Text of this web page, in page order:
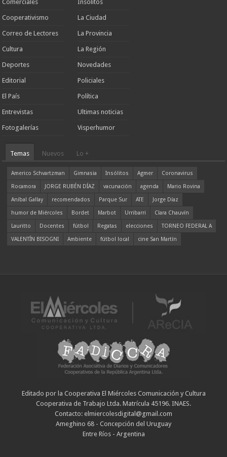
Comerciales
Cooperativismo
Correo de Lectores
Cultura
Deportes
Editorial
El País
Entrevistas
Fotogalerías
Insólitos
La Ciudad
La Provincia
La Región
Novedades
Policiales
Política
Ultimas noticias
Visperhumor
Temas Nuevos Lo +
Americo Schvartzman Gimnasia Insólitos Agmer
Coronavirus
Rocamora
JORGE RUBÉN DÍAZ vacunación agenda
Mario Rovina
Aníbal Gallay
recomendados Parque Sur ATE
Jorge Díaz
humor de Miércoles
Bordet Marbot Urribarri
Clara Chauvín
Lauritto
Docentes fútbol Regatas elecciones
TORNEO FEDERAL A
VALENTÍN BISOGNI
Ambiente fútbol local cine San Martín
Editado por la Cooperativa El Miércoles Comunicación y Cultura
Cooperativa de Trabajo Ltda. Matrícula 45196. INAES.
Contacto: elmiercolesdigital@gmail.com
Ameghino 68 - Concepción del Uruguay
Entre Ríos - Argentina